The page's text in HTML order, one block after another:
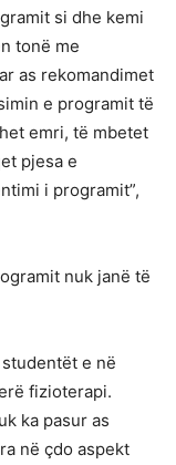
si dhe kemi
tonë me
as rekomandimet
e programit të
emri, të mbetet
pjesa e
i programit”,
nuk janë të
e në
fizioterapi.
ka pasur as
në çdo aspekt